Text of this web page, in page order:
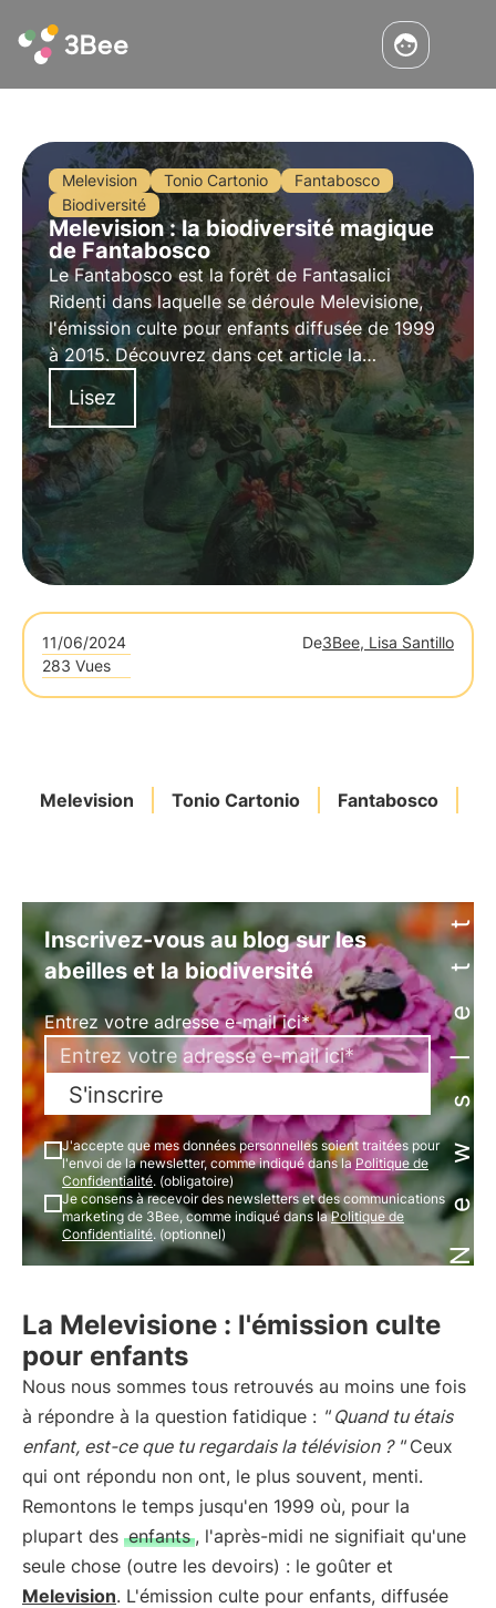
Melevision Tonio Cartonio
Fantabosco
Biodiversité
Melevision : la biodiversité magique
de Fantabosco
Le Fantabosco est la forêt de Fantasalici
Ridenti dans laquelle se déroule Melevisione,
l'émission culte pour enfants diffusée de 1999
à 2015. Découvrez dans cet article la
biodiversité magique du Fantabosco de Tonio
Cartonio et Milo Cotogno.
Lisez
11/06/2024 De3Bee, Lisa Santillo
283 Vues
Melevision Tonio Cartonio Fantabosco Newsletter
Inscrivez-vous au blog sur les
abeilles et la biodiversité
Entrez votre adresse e-mail ici*
S'inscrire
J'accepte que mes données personnelles soient traitées pour
l'envoi de la newsletter, comme indiqué dans laPolitique de
Confidentialité. (obligatoire)
Je consens à recevoir des newsletters et des communications
marketing de 3Bee, comme indiqué dans laPolitique de
Confidentialité. (optionnel)
La Melevisione : l'émission culte
pour enfants
Nous nous sommes tous retrouvés au moins une fois
à répondre à la question fatidique : " Quand tu étais
enfant, est-ce que tu regardais la télévision ? "Ceux
qui ont répondu non ont, le plus souvent, menti.
Remontons le temps jusqu'en 1999 où, pour la
plupart des enfants , l'après-midi ne signifiait qu'une
seule chose (outre les devoirs) : le goûter et
Melevision. L'émission culte pour enfants, diffusée